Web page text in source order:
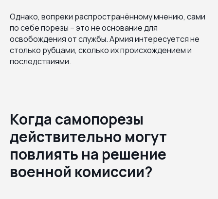
Однако, вопреки распространённому мнению, сами
по себе порезы – это не основание для
освобождения от службы. Армия интересуется не
столько рубцами, сколько их происхождением и
последствиями.
Когда самопорезы
действительно могут
повлиять на решение
военной комиссии?